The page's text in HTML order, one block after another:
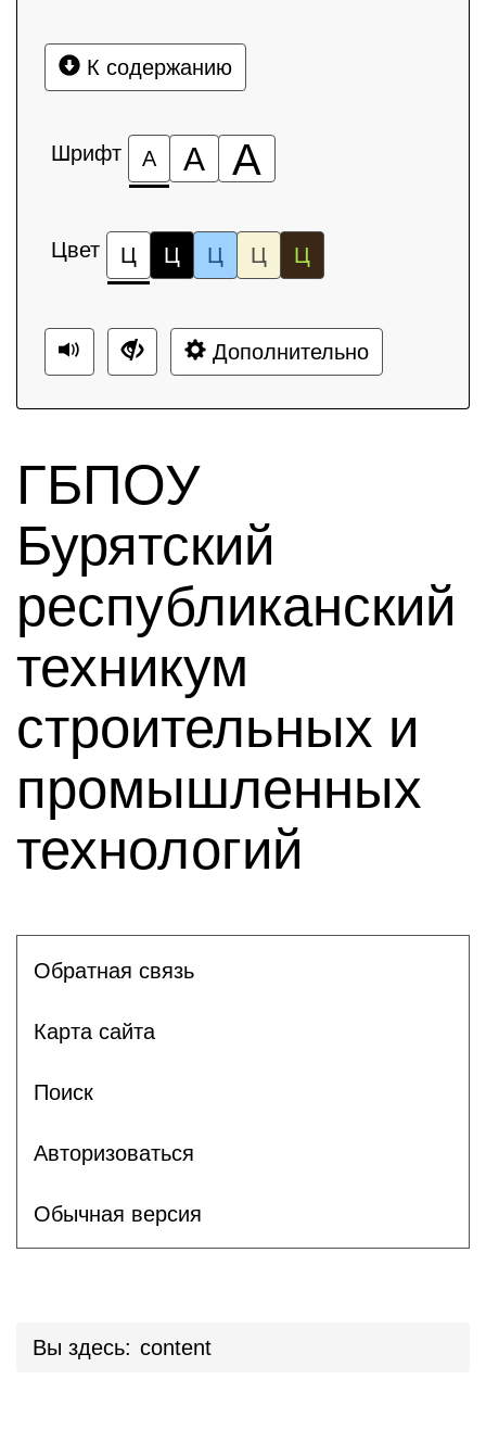
К содержанию
Шрифт А А А
Цвет Ц Ц Ц Ц Ц
Дополнительно
ГБПОУ
Бурятский
республиканский
техникум
строительных и
промышленных
технологий
Обратная связь
Карта сайта
Поиск
Авторизоваться
Обычная версия
Вы здесь: content